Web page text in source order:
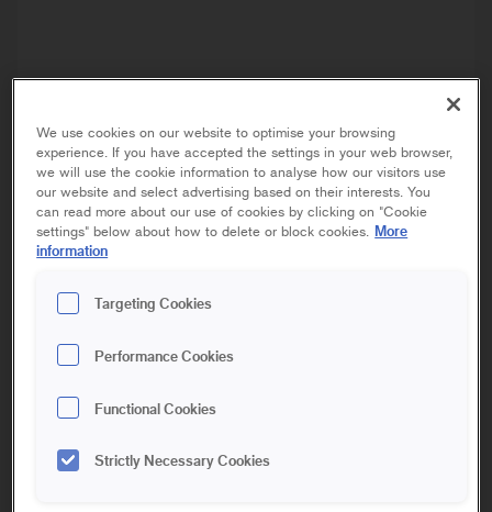
SUPERROLLERS
MOREMEX
We use cookies on our website to optimise your browsing
experience. If you have accepted the settings in your web browser,
we will use the cookie information to analyse how our visitors use
our website and select advertising based on their interests. You
can read more about our use of cookies by clicking on "Cookie
settings" below about how to delete or block cookies. More
information
Targeting Cookies
Performance Cookies
Functional Cookies
Strictly Necessary Cookies